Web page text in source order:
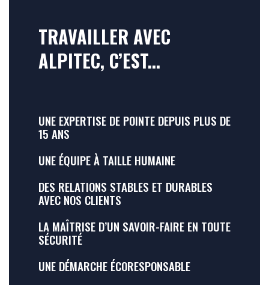
TRAVAILLER AVEC
ALPITEC, C’EST...
UNE EXPERTISE DE POINTE DEPUIS PLUS DE
15 ANS
UNE ÉQUIPE À TAILLE HUMAINE
DES RELATIONS STABLES ET DURABLES
AVEC NOS CLIENTS
LA MAÎTRISE D’UN SAVOIR-FAIRE EN TOUTE
SÉCURITÉ
UNE DÉMARCHE ÉCORESPONSABLE